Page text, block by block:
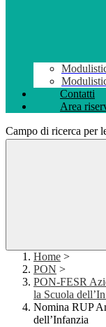
Contatti
Area
Campo di ricerca per
Home >
PON >
PON-FESR
la Scuola
Nomina RUP
dell’Infanzia